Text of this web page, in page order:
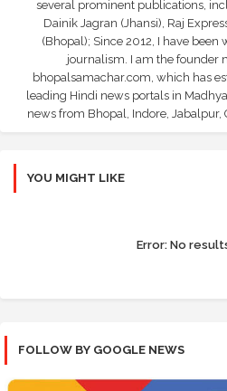
several prominent publications,
Dainik Jagran (Jhansi), Raj
(Bhopal); Since 2012, I have
journalism. I am the founder
bhopalsamachar.com, which has
leading Hindi news portals in
news from Bhopal, Indore, Jabalpur,
YOU MIGHT LIKE
Error: No
FOLLOW BY GOOGLE NEWS